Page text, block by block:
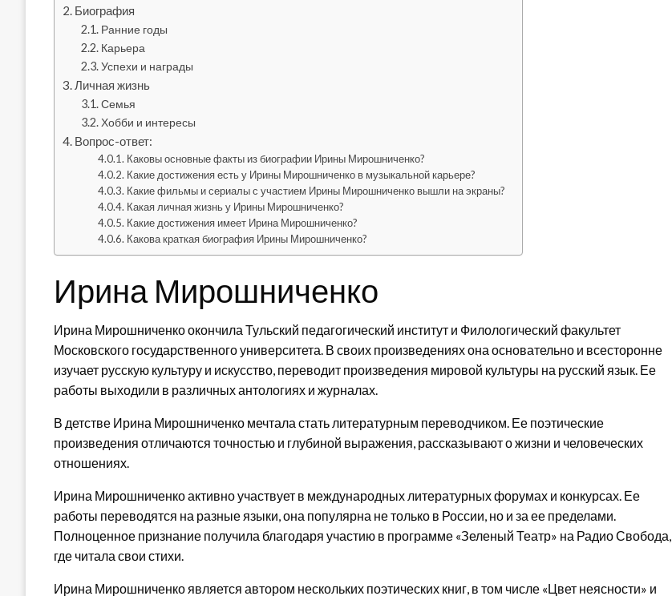
Биография
Ранние годы
Карьера
Успехи и награды
Личная жизнь
Семья
Хобби и интересы
Вопрос-ответ:
Каковы основные факты из биографии Ирины Мирошниченко?
Какие достижения есть у Ирины Мирошниченко в музыкальной карьере?
Какие фильмы и сериалы с участием Ирины Мирошниченко вышли на экраны?
Какая личная жизнь у Ирины Мирошниченко?
Какие достижения имеет Ирина Мирошниченко?
Какова краткая биография Ирины Мирошниченко?
Ирина Мирошниченко
Ирина Мирошниченко окончила Тульский педагогический институт и Филологический факультет
Московского государственного университета. В своих произведениях она основательно и всесторонне
изучает русскую культуру и искусство, переводит произведения мировой культуры на русский язык. Ее
работы выходили в различных антологиях и журналах.
В детстве Ирина Мирошниченко мечтала стать литературным переводчиком. Ее поэтические
произведения отличаются точностью и глубиной выражения, рассказывают о жизни и человеческих
отношениях.
Ирина Мирошниченко активно участвует в международных литературных форумах и конкурсах. Ее
работы переводятся на разные языки, она популярна не только в России, но и за ее пределами.
Полноценное признание получила благодаря участию в программе «Зеленый Театр» на Радио Свобода,
где читала свои стихи.
Ирина Мирошниченко является автором нескольких поэтических книг, в том числе «Цвет неясности» и